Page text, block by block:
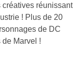
créatives réunissant
! Plus de 20
de DC
Marvel !